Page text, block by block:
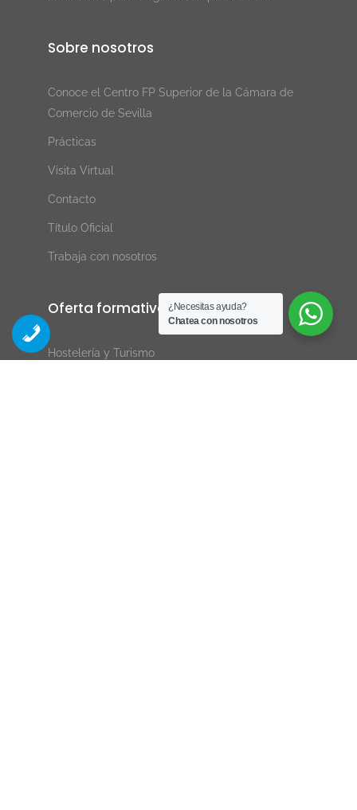
Sobre nosotros
Conoce el Centro FP Superior de la Cámara de
Comercio de Sevilla
Prácticas
Visita Virtual
Contacto
Título Oficial
Trabaja con nosotros
Oferta formativa
Hostelería y Turismo
¿Necesitas ayuda?
Chatea con nosotros